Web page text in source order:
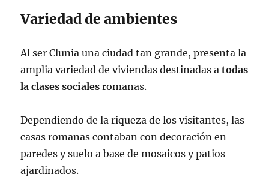
Variedad de ambientes
Al ser Clunia una ciudad tan grande, presenta la
amplia variedad de viviendas destinadas atodas
la clases sociales romanas.
Dependiendo de la riqueza de los visitantes, las
casas romanas contaban con decoración en
paredes y suelo a base de mosaicos y patios
ajardinados.